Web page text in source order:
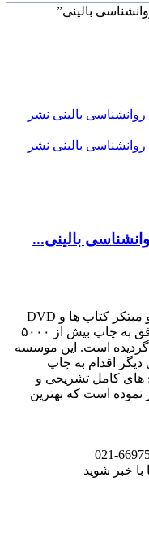
بالینی”
بالینی...
انتشارات پردازش به عنوان اولین ناشر و مبتکر کتاب ها و DVD
های کارشناسی ارشد و دکترا تاکنون موفق به چاپ بیش از ۵۰۰۰
گردیده است. این موسسه
دیگر اقدام به چاپ
های کامل تشریحی و
نموده است که بهترین
خبر شوید